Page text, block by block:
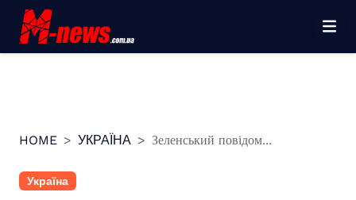
Перейти
вмісту
HOME УКРАЇНА Зеленський повідом...
Україна